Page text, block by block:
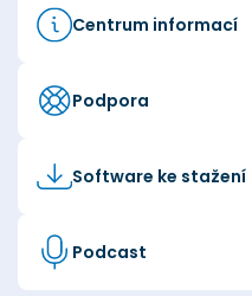
Centrum informací
Podpora
Software ke stažení
Podcast